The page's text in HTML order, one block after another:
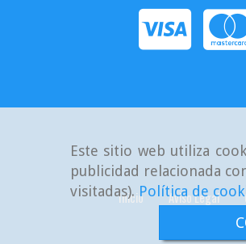
Este sitio web utiliza
publicidad relacionada
visitadas).Política de
Inicio Aviso Legal